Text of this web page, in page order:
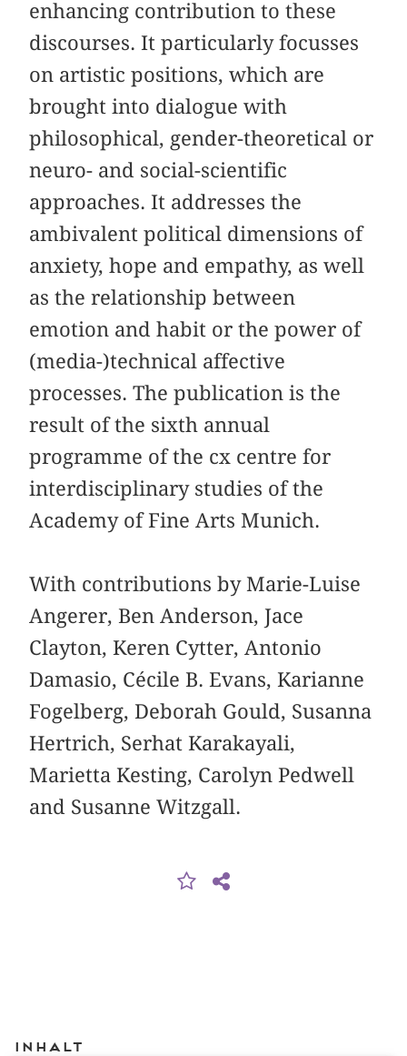
enhancing contribution to these
discourses. It particularly focusses
on artistic positions, which are
brought into dialogue with
philosophical, gender-theoretical or
neuro- and social-scientific
approaches. It addresses the
ambivalent political dimensions of
anxiety, hope and empathy, as well
as the relationship between
emotion and habit or the power of
(media-)technical affective
processes. The publication is the
result of the sixth annual
programme of the cx centre for
interdisciplinary studies of the
Academy of Fine Arts Munich.
With contributions by Marie-Luise
Angerer, Ben Anderson, Jace
Clayton, Keren Cytter, Antonio
Damasio, Cécile B. Evans, Karianne
Fogelberg, Deborah Gould, Susanna
Hertrich, Serhat Karakayali,
Marietta Kesting, Carolyn Pedwell
and Susanne Witzgall.
Inhalt